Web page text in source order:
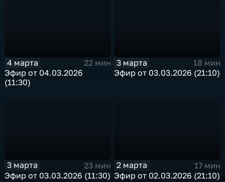
4 марта
22 мин
Эфир от 04.03.2026
(11:30)
3 марта
18 мин
Эфир от 03.03.2026 (21:10)
3 марта
23 мин
Эфир от 03.03.2026 (11:30)
2 марта
17 мин
Эфир от 02.03.2026 (21:10)